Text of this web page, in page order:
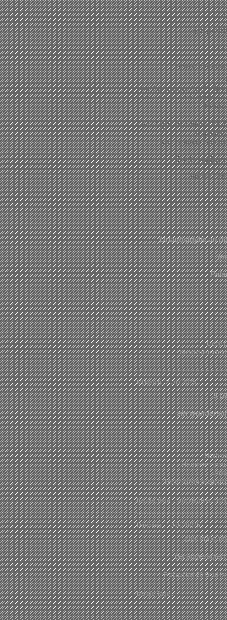
*
MCH
unsere liebe
Wir sind unsagbar traurig aber
einer Zahnextraktion friedlich
konnte
Zwei Tage vor seinem 14.
Papa im
wo es keine
Er lebt in 13
die wir
Urlaubsidylle an
Liebe
So
Mittwoch , 2.Juli 2025
5
ein
Noch
als gestern
lieben einen
bis die Tage ...und vergesst
Dienstag , 1.Juli 29025
Der frühe
bei
Freilauf bei 20 Grad
bis die Tage...